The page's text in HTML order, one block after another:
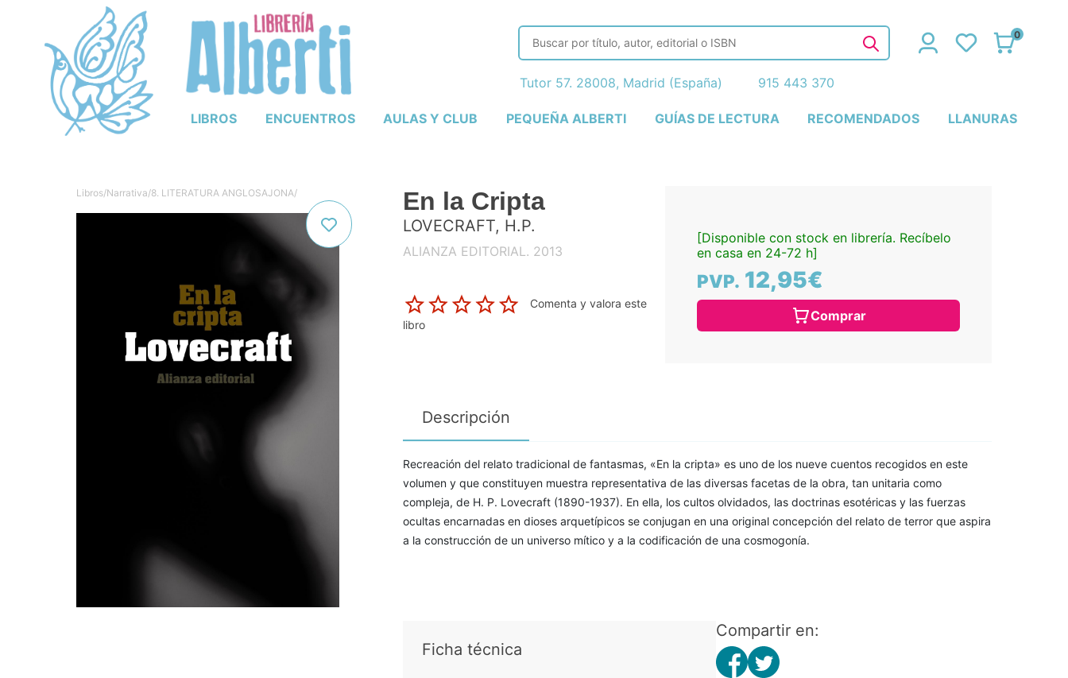
LIBROS ENCUENTROS AULAS Y CLUB PEQUEÑA ALBERTI GUÍAS DE LECTURA RECOMENDADOS LLANURAS
0
Tutor 57. 28008, Madrid (España) 915 443 370
Libros/Narrativa/8. LITERATURA ANGLOSAJONA/ En la Cripta
LOVECRAFT, H.P.
ALIANZA EDITORIAL. 2013
Comenta y valora este
libro
[Disponible con stock en librería. Recíbelo
en casa en 24-72 h]
PVP. 12,95€
Comprar
Descripción
Recreación del relato tradicional de fantasmas, «En la cripta» es uno de los nueve cuentos recogidos en este
volumen y que constituyen muestra representativa de las diversas facetas de la obra, tan unitaria como
compleja, de H. P. Lovecraft (1890-1937). En ella, los cultos olvidados, las doctrinas esotéricas y las fuerzas
ocultas encarnadas en dioses arquetípicos se conjugan en una original concepción del relato de terror que aspira
a la construcción de un universo mítico y a la codificación de una cosmogonía.
Ficha técnica
Compartir en: